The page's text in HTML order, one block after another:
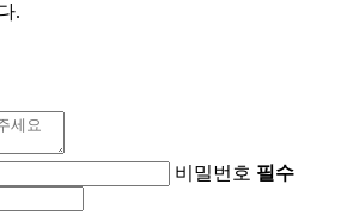
.
비밀번호 필수